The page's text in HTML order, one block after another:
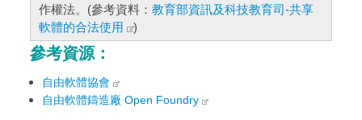
作權法。(參考資料：教育部資訊及科技教育司-共享
軟體的合法使用
)
參考資源：
自由軟體協會
自由軟體鑄造廠 Open Foundry